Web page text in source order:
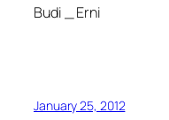
Budi _ Erni
January 25, 2012